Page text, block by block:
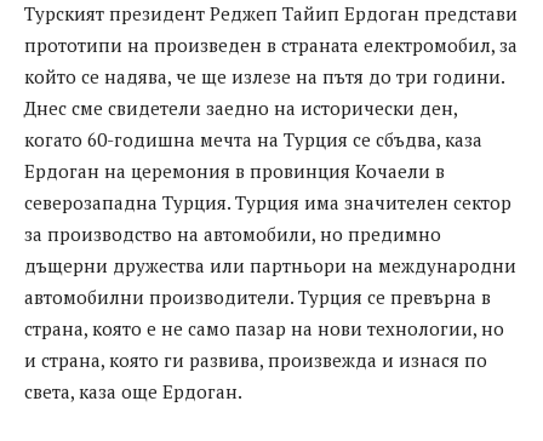
Турският президент Реджеп Тайип Ердоган представи
прототипи на произведен в страната електромобил, за
който се надява, че ще излезе на пътя до три години.
Днес сме свидетели заедно на исторически ден,
когато 60-годишна мечта на Турция се сбъдва, каза
Ердоган на церемония в провинция Кочаели в
северозападна Турция. Турция има значителен сектор
за производство на автомобили, но предимно
дъщерни дружества или партньори на международни
автомобилни производители. Турция се превърна в
страна, която е не само пазар на нови технологии, но
и страна, която ги развива, произвежда и изнася по
света, каза още Ердоган.